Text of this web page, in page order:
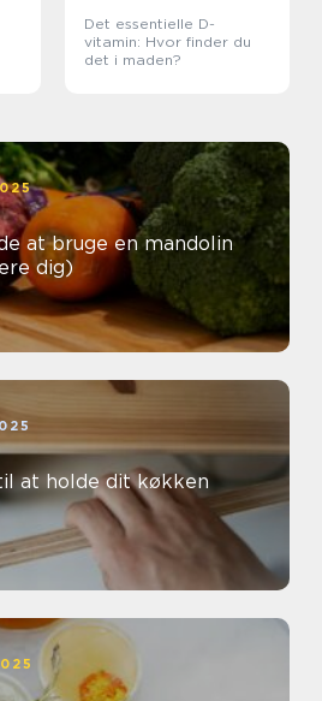
Det essentielle D-
vitamin: Hvor finder du
det i maden?
at bruge en mandolin
dig)
at holde dit køkken